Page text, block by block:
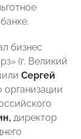
бизнес
(г. Великий
Сергей
организации
директор